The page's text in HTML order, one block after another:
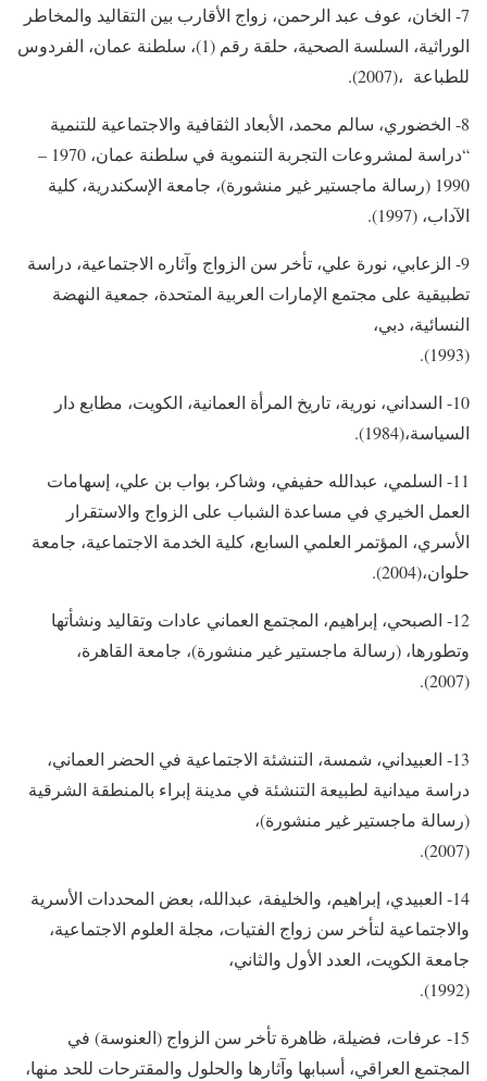
7- الخان، عوف عبد الرحمن، زواج الأقارب بين التقاليد والمخاطر
الوراثية، السلسة الصحية، حلقة رقم (1)، سلطنة عمان، الفردوس
للطباعة ،(2007).
8- الخضوري، سالم محمد، الأبعاد الثقافية والاجتماعية للتنمية
“دراسة لمشروعات التجربة التنموية في سلطنة عمان، 1970 –
1990 (رسالة ماجستير غير منشورة)، جامعة الإسكندرية، كلية
الآداب، (1997).
9- الزعابي، نورة علي، تأخر سن الزواج وآثاره الاجتماعية، دراسة
تطبيقية على مجتمع الإمارات العربية المتحدة، جمعية النهضة
النسائية، دبي،
(1993).
10- السداني، نورية، تاريخ المرأة العمانية، الكويت، مطابع دار
السياسة،(1984).
11- السلمي، عبدالله حفيفي، وشاكر، بواب بن علي، إسهامات
العمل الخيري في مساعدة الشباب على الزواج والاستقرار
الأسري، المؤتمر العلمي السابع، كلية الخدمة الاجتماعية، جامعة
حلوان،(2004).
12- الصبحي، إبراهيم، المجتمع العماني عادات وتقاليد ونشأتها
وتطورها، (رسالة ماجستير غير منشورة)، جامعة القاهرة،
(2007).
13- العبيداني، شمسة، التنشئة الاجتماعية في الحضر العماني،
دراسة ميدانية لطبيعة التنشئة في مدينة إبراء بالمنطقة الشرقية
(رسالة ماجستير غير منشورة)،
(2007).
14- العبيدي، إبراهيم، والخليفة، عبدالله، بعض المحددات الأسرية
والاجتماعية لتأخر سن زواج الفتيات، مجلة العلوم الاجتماعية،
جامعة الكويت، العدد الأول والثاني،
(1992).
15- عرفات، فضيلة، ظاهرة تأخر سن الزواج (العنوسة) في
المجتمع العراقي، أسبابها وآثارها والحلول والمقترحات للحد منها،